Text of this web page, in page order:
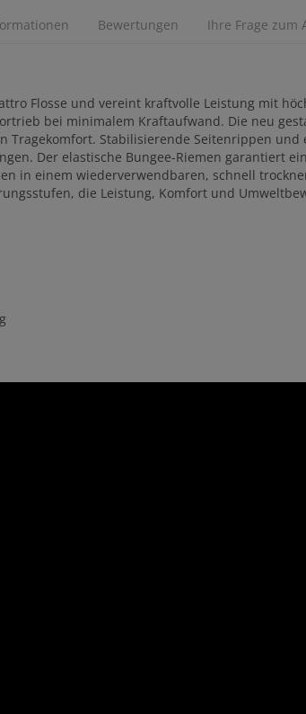
Bewertungen Ihre Frage zum
Flosse und vereint kraftvolle Leistung mit
bei minimalem Kraftaufwand. Die neu
Stabilisierende Seitenrippen
Der elastische Bungee-Riemen garantiert
in einem wiederverwendbaren, schnell
die Leistung, Komfort und